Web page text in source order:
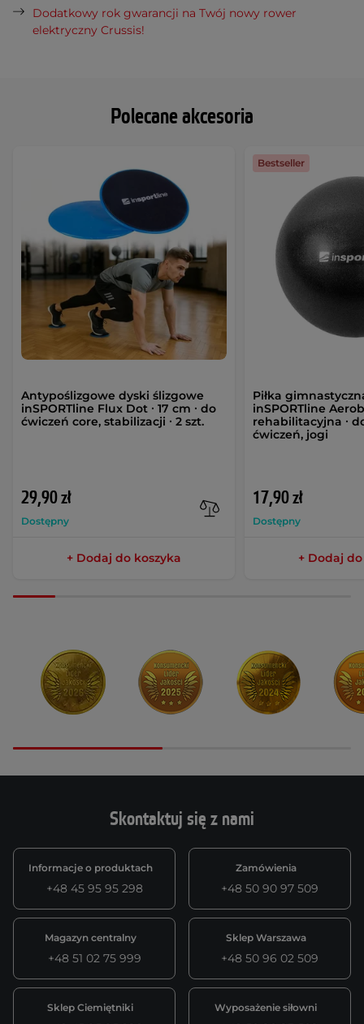
Polecane akcesoria
Antypoślizgowe dyski ślizgowe
inSPORTline Flux Dot ∙ 17 cm ∙ do
ćwiczeń core, stabilizacji ∙ 2 szt.
29,90 zł
Dostępny
+ Dodaj do koszyka
Piłka
inSPORTline
rehabilitacyjna ∙
ćwiczeń, jogi
17,90 zł
Dostępny
Bestseller
+ Dodaj
Dodatkowy rok gwarancji na Twój nowy rower
elektryczny Crussis!
Skontaktuj się z nami
Informacje o produktach
+48 45 95 95 298
Zamówienia
+48 50 90 97 509
Magazyn centralny
+48 51 02 75 999
Sklep Warszawa
+48 50 96 02 509
Sklep Ciemiętniki Wyposażenie siłowni